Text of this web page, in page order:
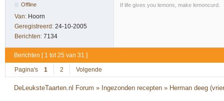
Offline
Van: Hoorn
Geregistreerd: 24-10-2005
Berichten: 7134
If life gives you lemons, make lemoncurd.
Berichten [ 1 tot 25 van 31 ]
Pagina's 1 2 Volgende
DeLeuksteTaarten.nl Forum » Ingezonden recepten » Herman deeg